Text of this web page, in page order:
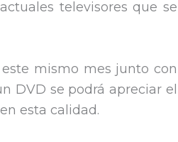
televisores que se
mismo mes junto con
DVD se podrá apreciar el
esta calidad.